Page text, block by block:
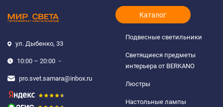
ул. Дыбенко, 33
10:00 – 20:00
pro.svet.samara@inbox.ru
Каталог
Подвесные светильники
Светящиеся предметы
интерьера от BERKANO
Люстры
Настольные лампы